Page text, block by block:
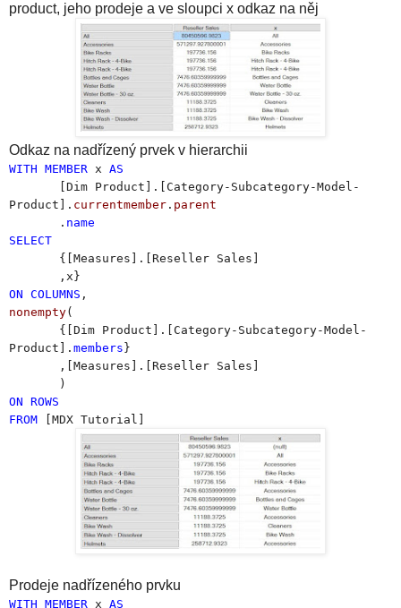
product, jeho prodeje a ve sloupci x odkaz na něj
Odkaz na nadřízený prvek v hierarchii
WITH MEMBER x AS
[Dim Product].[Category-Subcategory-Model-
Product]. currentmember . parent
. name
SELECT
{[Measures].[Reseller Sales]
,x}
ON COLUMNS ,
nonempty(
{[Dim Product].[Category-Subcategory-Model-
Product]. members }
,[Measures].[Reseller Sales]
)
ON ROWS
FROM [MDX Tutorial]
Prodeje nadřízeného prvku
WITH MEMBER x AS